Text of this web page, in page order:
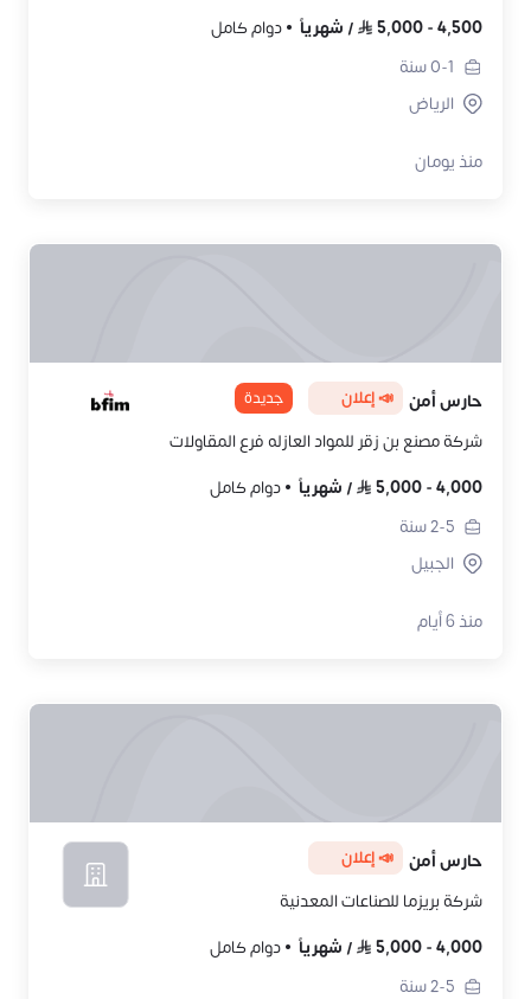
4,500
-
5,000
/ شهرياً
دوام كامل
0-1سنة
الرياض
منذ يومان
حارس أمن 📣 إعلان جديدة
شركة مصنع بن زقر للمواد العازله فرع المقاولات
4,000
-
5,000
/ شهرياً
دوام كامل
2-5سنة
الجبيل
منذ 6 أيام
حارس أمن 📣 إعلان
شركة بريزما للصناعات المعدنية
4,000
-
5,000
/ شهرياً
دوام كامل
2-5سنة